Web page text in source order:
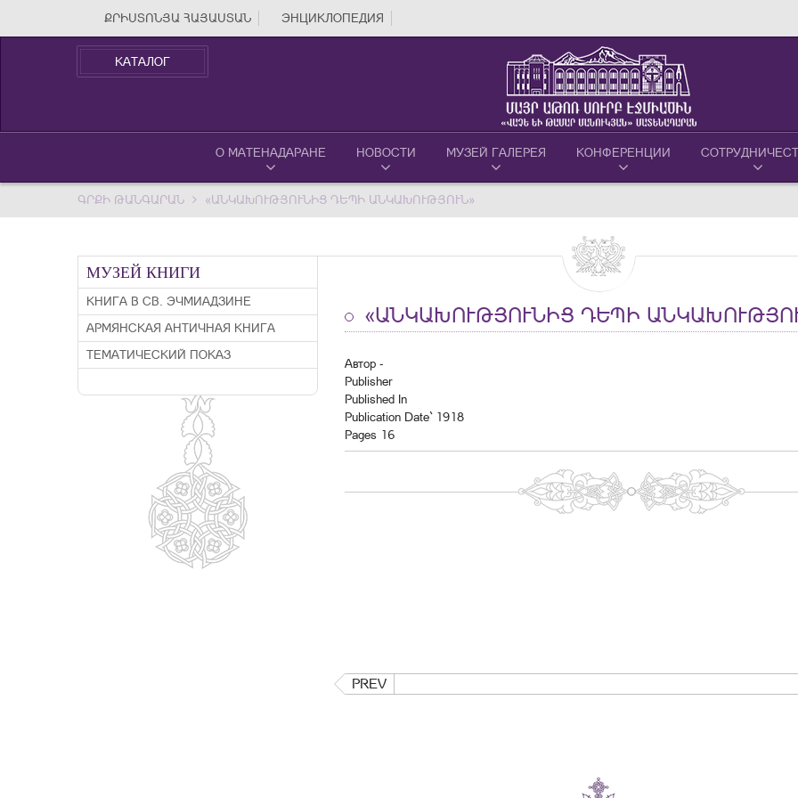
ՔՐԻՍՏՈՆՅԱ ՀԱՅԱՍՏԱՆ ЭНЦИКЛОПЕДИЯ
КАТАЛОГ
О МАТЕНАДАРАНЕ НОВОСТИ МУЗЕЙ ГАЛЕРЕЯ КОНФЕРЕНЦИИ
ԳՐՔԻ ԹԱՆԳԱՐԱՆ «ԱՆԿԱԽՈՒԹՅՈՒՆԻՑ ԴԵՊԻ ԱՆԿԱԽՈՒԹՅՈՒՆ»
МУЗЕЙ КНИГИ
КНИГА В СВ. ЭЧМИАДЗИНЕ
АРМЯНСКАЯ АНТИЧНАЯ КНИГА
ТЕМАТИЧЕСКИЙ ПОКАЗ
«ԱՆԿԱԽՈՒԹՅՈՒՆԻՑ ԴԵՊԻ
Автор -
Publisher
Published In
Publication Date` 1918
Pages 16
PREV